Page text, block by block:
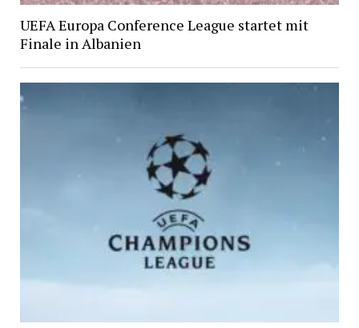
UEFA Europa Conference League startet mit
Finale in Albanien